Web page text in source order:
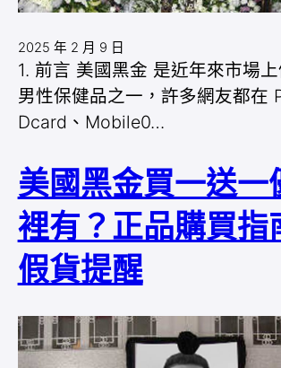
2025 年 2 月 9 日
1. 前言 美國黑金 是近年來市場
男性保健品之一，許多網友都在
Dcard、Mobile0…
美國黑金買一送一
裡有？正品購買指
假貨提醒